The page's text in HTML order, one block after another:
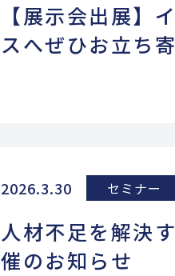
【展示会出展】
スへぜひお立ち
2026.3.30 セミナー
人材不足を解決
催のお知らせ